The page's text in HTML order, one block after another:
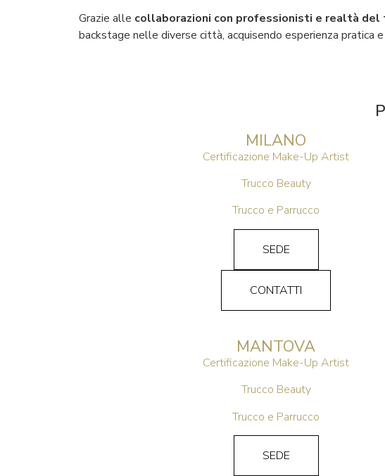
Grazie alle collaborazioni con professionisti e realtà
backstage nelle diverse città, acquisendo esperienza
MILANO
Certificazione Make-Up Artist
Trucco Beauty
Trucco e Parrucco
SEDE
CONTATTI
MANTOVA
Certificazione Make-Up Artist
Trucco Beauty
Trucco e Parrucco
SEDE